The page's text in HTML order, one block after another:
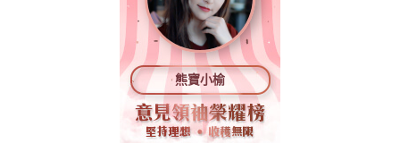
熊寶小榆